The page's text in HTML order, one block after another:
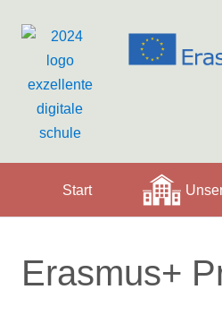
Start
Erasmus+